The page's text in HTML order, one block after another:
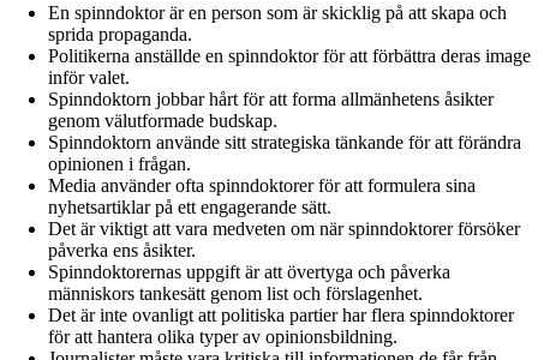
En spinndoktor är en person som är skicklig på att skapa och
sprida propaganda.
Politikerna anställde en spinndoktor för att förbättra deras image
inför valet.
Spinndoktorn jobbar hårt för att forma allmänhetens åsikter
genom välutformade budskap.
Spinndoktorn använde sitt strategiska tänkande för att förändra
opinionen i frågan.
Media använder ofta spinndoktorer för att formulera sina
nyhetsartiklar på ett engagerande sätt.
Det är viktigt att vara medveten om när spinndoktorer försöker
påverka ens åsikter.
Spinndoktorernas uppgift är att övertyga och påverka
människors tankesätt genom list och förslagenhet.
Det är inte ovanligt att politiska partier har flera spinndoktorer
för att hantera olika typer av opinionsbildning.